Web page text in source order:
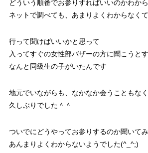
どういう順番でお参りすればいいのかわか
ネットで調べても、あまりよくわからなくて
行って聞けばいいかと思って
入ってすぐの女性部バザーの方に聞こうと
なんと同級生の子がいたんです
地元でいながらも、なかなか会うこともなく
久しぶりでした＾＾
ついでにどうやってお参りするのか聞いて
あんまりよくわからないようでした(^_^;)